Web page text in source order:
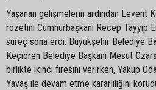
Yaşanan gelişmelerin ardından Levent
rozetini Cumhurbaşkanı Recep Tayyip
süreç sona erdi. Büyükşehir Belediye
Keçiören Belediye Başkanı Mesut
birlikte ikinci firesini verirken, Yakup
Yavaş ile devam etme kararlılığını